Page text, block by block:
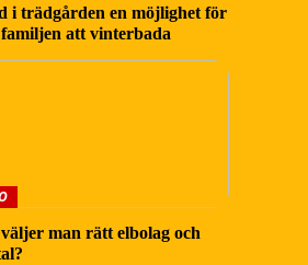
i trädgården en möjlighet för
att vinterbada
man rätt elbolag och